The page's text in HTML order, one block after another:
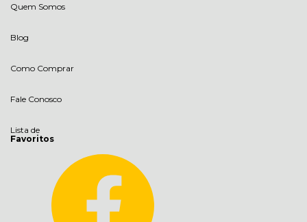
Quem Somos
Blog
Como Comprar
Fale Conosco
Lista de
Favoritos